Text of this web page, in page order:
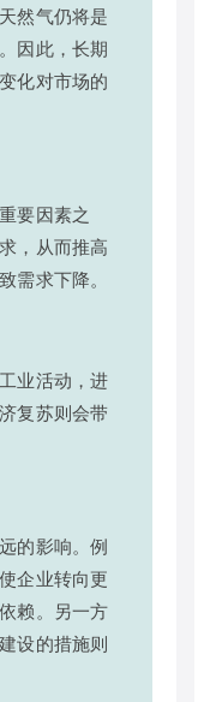
然气仍将是
因此，长期
化对市场的
要因素之
，从而推高
需求下降。
业活动，进
复苏则会带
的影响。例
企业转向更
赖。另一方
设的措施则